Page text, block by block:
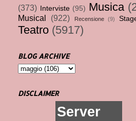
(373)
Interviste (95) Musica
Musical (922) Recensione (9)
Teatro (5917)
BLOG ARCHIVE
DISCLAIMER